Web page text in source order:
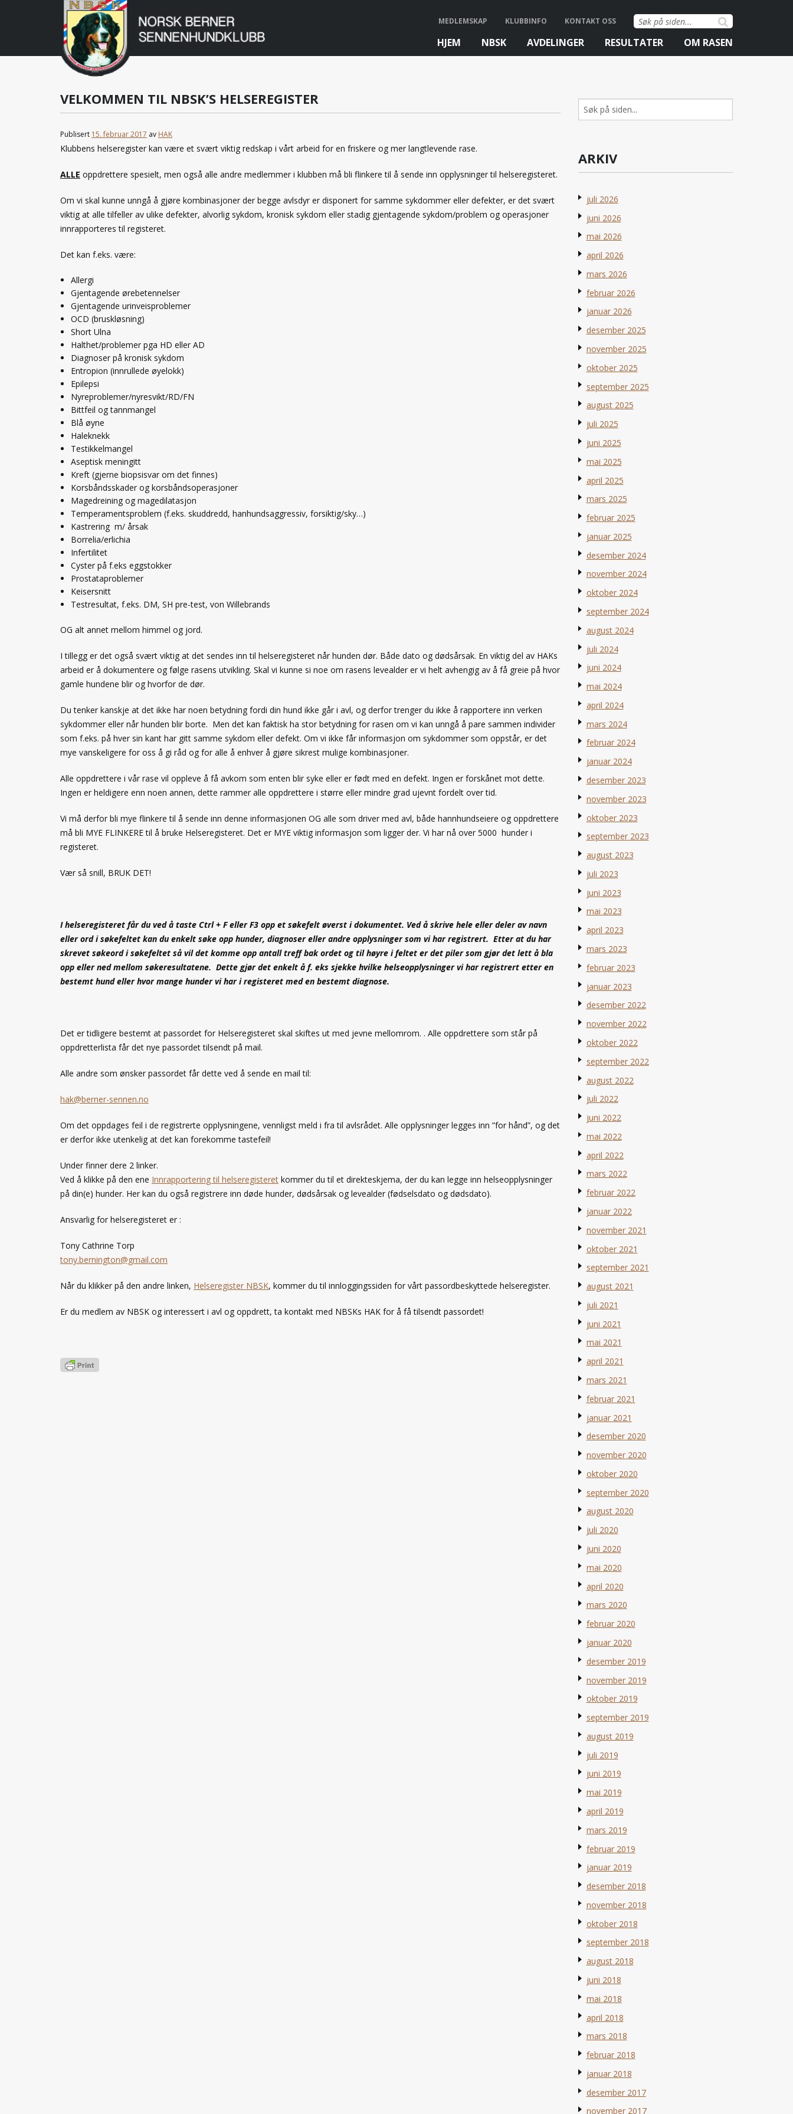
Norsk
Berner
Sennenhundklubb
Søk
etter:
MEDLEMSKAP KLUBBINFO KONTAKT OSS
HJEM NBSK AVDELINGER RESULTATER OM RASEN
VELKOMMEN TIL NBSK’S HELSEREGISTER
Publisert 15. februar 2017 av HAK
Klubbens helseregister kan være et svært viktig redskap i vårt arbeid for en friskere og mer langtlevende rase.
ALLE oppdrettere spesielt, men også alle andre medlemmer i klubben må bli flinkere til å sende inn opplysninger til helseregisteret.
Om vi skal kunne unngå å gjøre kombinasjoner der begge avlsdyr er disponert for samme sykdommer eller defekter, er det svært
viktig at alle tilfeller av ulike defekter, alvorlig sykdom, kronisk sykdom eller stadig gjentagende sykdom/problem og operasjoner
innrapporteres til registeret.
Det kan f.eks. være:
Allergi
Gjentagende ørebetennelser
Gjentagende urinveisproblemer
OCD (bruskløsning)
Short Ulna
Halthet/problemer pga HD eller AD
Diagnoser på kronisk sykdom
Entropion (innrullede øyelokk)
Epilepsi
Nyreproblemer/nyresvikt/RD/FN
Bittfeil og tannmangel
Blå øyne
Haleknekk
Testikkelmangel
Aseptisk meningitt
Kreft (gjerne biopsisvar om det finnes)
Korsbåndsskader og korsbåndsoperasjoner
Magedreining og magedilatasjon
Temperamentsproblem (f.eks. skuddredd, hanhundsaggressiv, forsiktig/sky…)
Kastrering m/ årsak
Borrelia/erlichia
Infertilitet
Cyster på f.eks eggstokker
Prostataproblemer
Keisersnitt
Testresultat, f.eks. DM, SH pre-test, von Willebrands
OG alt annet mellom himmel og jord.
I tillegg er det også svært viktig at det sendes inn til helseregisteret når hunden dør. Både dato og dødsårsak. En viktig del av HAKs
arbeid er å dokumentere og følge rasens utvikling. Skal vi kunne si noe om rasens levealder er vi helt avhengig av å få greie på hvor
gamle hundene blir og hvorfor de dør.
Du tenker kanskje at det ikke har noen betydning fordi din hund ikke går i avl, og derfor trenger du ikke å rapportere inn verken
sykdommer eller når hunden blir borte. Men det kan faktisk ha stor betydning for rasen om vi kan unngå å pare sammen individer
som f.eks. på hver sin kant har gitt samme sykdom eller defekt. Om vi ikke får informasjon om sykdommer som oppstår, er det
mye vanskeligere for oss å gi råd og for alle å enhver å gjøre sikrest mulige kombinasjoner.
Alle oppdrettere i vår rase vil oppleve å få avkom som enten blir syke eller er født med en defekt. Ingen er forskånet mot dette.
Ingen er heldigere enn noen annen, dette rammer alle oppdrettere i større eller mindre grad ujevnt fordelt over tid.
Vi må derfor bli mye flinkere til å sende inn denne informasjonen OG alle som driver med avl, både hannhundseiere og oppdrettere
må bli MYE FLINKERE til å bruke Helseregisteret. Det er MYE viktig informasjon som ligger der. Vi har nå over 5000 hunder i
registeret.
Vær så snill, BRUK DET!
I helseregisteret får du ved å taste Ctrl + F eller F3 opp et søkefelt øverst i dokumentet. Ved å skrive hele eller deler av navn
eller ord i søkefeltet kan du enkelt søke opp hunder, diagnoser eller andre opplysninger som vi har registrert. Etter at du har
skrevet søkeord i søkefeltet så vil det komme opp antall treff bak ordet og til høyre i feltet er det piler som gjør det lett å bla
opp eller ned mellom søkeresultatene. Dette gjør det enkelt å f. eks sjekke hvilke helseopplysninger vi har registrert etter en
bestemt hund eller hvor mange hunder vi har i registeret med en bestemt diagnose.
Det er tidligere bestemt at passordet for Helseregisteret skal skiftes ut med jevne mellomrom. . Alle oppdrettere som står på
oppdretterlista får det nye passordet tilsendt på mail.
Alle andre som ønsker passordet får dette ved å sende en mail til:
hak@berner-sennen.no
Om det oppdages feil i de registrerte opplysningene, vennligst meld i fra til avlsrådet. Alle opplysninger legges inn ”for hånd”, og det
er derfor ikke utenkelig at det kan forekomme tastefeil!
Under finner dere 2 linker.
Ved å klikke på den ene Innrapportering til helseregisteret kommer du til et direkteskjema, der du kan legge inn helseopplysninger
på din(e) hunder. Her kan du også registrere inn døde hunder, dødsårsak og levealder (fødselsdato og dødsdato).
Ansvarlig for helseregisteret er :
Tony Cathrine Torp
tony.bernington@gmail.com
Når du klikker på den andre linken, Helseregister NBSK, kommer du til innloggingssiden for vårt passordbeskyttede helseregister.
Er du medlem av NBSK og interessert i avl og oppdrett, ta kontakt med NBSKs HAK for å få tilsendt passordet!
Søk
etter:
ARKIV
juli 2026
juni 2026
mai 2026
april 2026
mars 2026
februar 2026
januar 2026
desember 2025
november 2025
oktober 2025
september 2025
august 2025
juli 2025
juni 2025
mai 2025
april 2025
mars 2025
februar 2025
januar 2025
desember 2024
november 2024
oktober 2024
september 2024
august 2024
juli 2024
juni 2024
mai 2024
april 2024
mars 2024
februar 2024
januar 2024
desember 2023
november 2023
oktober 2023
september 2023
august 2023
juli 2023
juni 2023
mai 2023
april 2023
mars 2023
februar 2023
januar 2023
desember 2022
november 2022
oktober 2022
september 2022
august 2022
juli 2022
juni 2022
mai 2022
april 2022
mars 2022
februar 2022
januar 2022
november 2021
oktober 2021
september 2021
august 2021
juli 2021
juni 2021
mai 2021
april 2021
mars 2021
februar 2021
januar 2021
desember 2020
november 2020
oktober 2020
september 2020
august 2020
juli 2020
juni 2020
mai 2020
april 2020
mars 2020
februar 2020
januar 2020
desember 2019
november 2019
oktober 2019
september 2019
august 2019
juli 2019
juni 2019
mai 2019
april 2019
mars 2019
februar 2019
januar 2019
desember 2018
november 2018
oktober 2018
september 2018
august 2018
juni 2018
mai 2018
april 2018
mars 2018
februar 2018
januar 2018
desember 2017
november 2017